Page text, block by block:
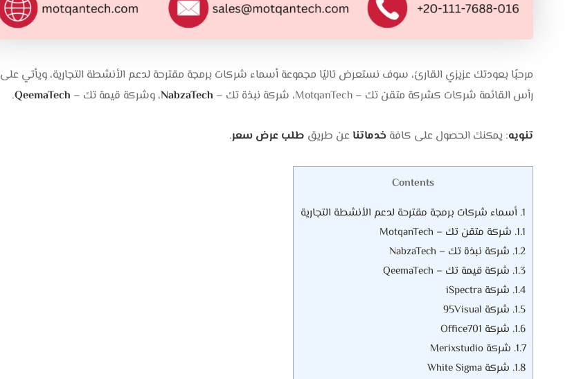
مرحبًا بعودتك عزيزي القارئ، سوف نستعرض تاليًا مجموعة أسماء شركات برمجة مقترحة لدعم الأنشطة التجارية، ويأتي على
رأس القائمة شركات كشركة متقن تك – MotqanTech، شركة نبذة تك –
NabzaTech، وشركة قيمة تك – QeemaTech‎
.
تنويه: يمكنك الحصول على كافة خدماتنا عن طريق طلب عرض سعر.
Contents
1. أسماء شركات برمجة مقترحة لدعم الأنشطة التجارية
1.1. شركة متقن تك – MotqanTech
1.2. شركة نبذة تك – NabzaTech
1.3. شركة قيمة تك – QeemaTech‎
1.4. شركة iSpectra
1.5. شركة 95Visual
1.6. شركة Office701
1.7. شركة Merixstudio
1.8. شركة White Sigma